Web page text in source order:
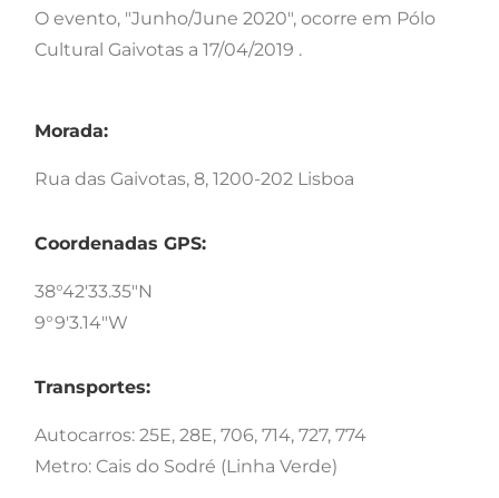
O evento, "Junho/June 2020", ocorre em Pólo
Cultural Gaivotas a 17/04/2019 .
Morada:
Rua das Gaivotas, 8, 1200-202 Lisboa
Coordenadas GPS:
38°42'33.35"N
9°9'3.14"W
Transportes:
Autocarros: 25E, 28E, 706, 714, 727, 774
Metro: Cais do Sodré (Linha Verde)